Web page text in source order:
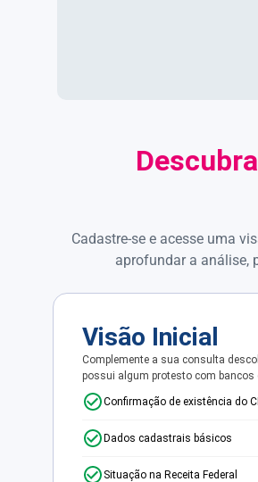
Descubra
Cadastre-se e acesse uma
aprofundar a análise,
Visão Inicial
Complemente a sua consulta
possui algum protesto com bancos
Confirmação de existência do
Dados cadastrais básicos
Situação na Receita Federal